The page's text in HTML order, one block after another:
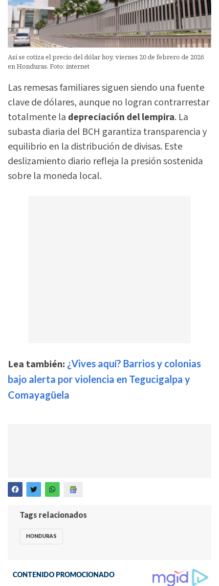
Así se cotiza el precio del dólar hoy, viernes 20 de febrero de 2026
en Honduras. Foto: internet
Las remesas familiares siguen siendo una fuente
clave de dólares, aunque no logran contrarrestar
totalmente la depreciación del lempira. La
subasta diaria del BCH garantiza transparencia y
equilibrio en la distribución de divisas. Este
deslizamiento diario refleja la presión sostenida
sobre la moneda local.
Lea también: ¿Vives aquí? Barrios y colonias
bajo alerta por violencia en Tegucigalpa y
Comayagüela
Tags relacionados
HONDURAS